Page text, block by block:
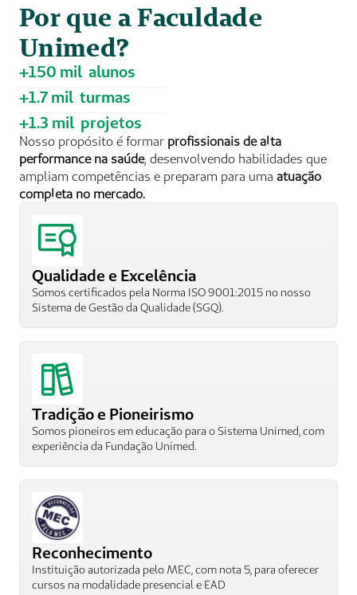
Por que a Faculdade
Unimed?
Nosso propósito é formar profissionais de alta
performance na saúde, desenvolvendo habilidades que
ampliam competências e preparam para uma atuação
completa no mercado.
+150 mil  alunos
+1.7 mil  turmas
+1.3 mil  projetos
Qualidade e Excelência
Somos certificados pela Norma ISO 9001:2015 no nosso
Sistema de Gestão da Qualidade (SGQ).
Tradição e Pioneirismo
Somos pioneiros em educação para o Sistema Unimed, com
experiência da Fundação Unimed.
Reconhecimento
Instituição autorizada pelo MEC, com nota 5, para oferecer
cursos na modalidade presencial e EAD